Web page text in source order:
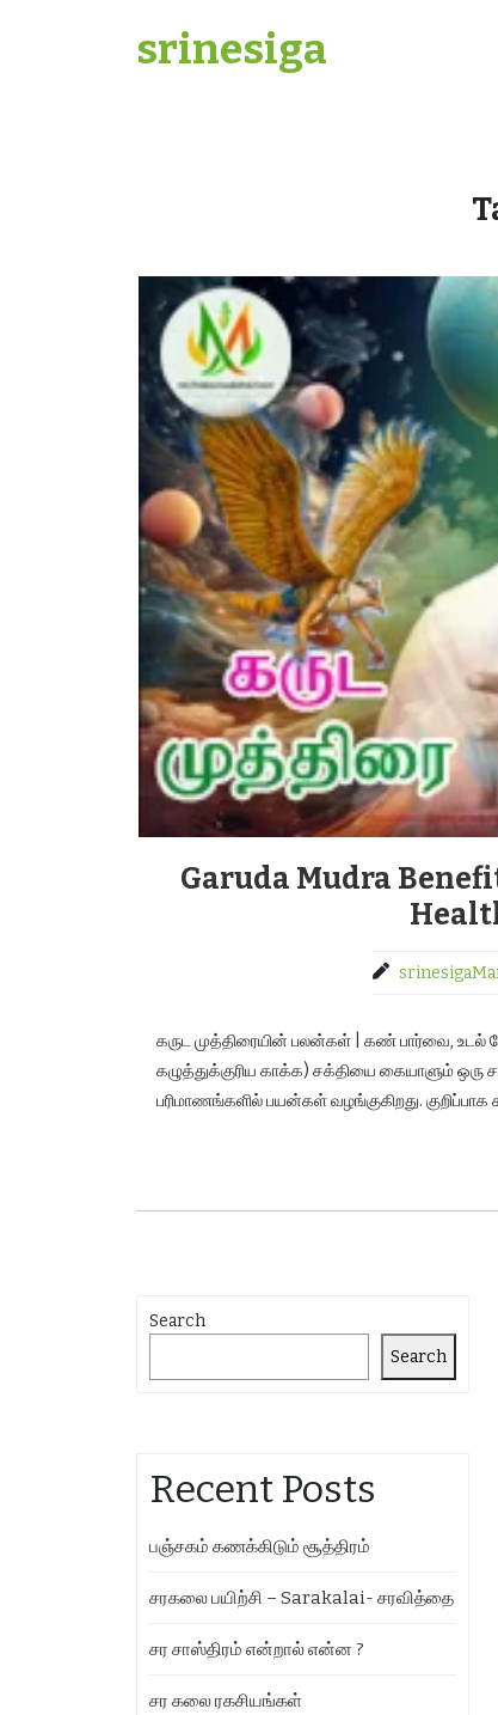
srinesiga
Garuda Mudra
கருட முத்திரையின் பலன்கள் | கண் பார்வை, உடல்
கழுத்துக்குரிய காக்க) சக்தியை கையாளும்
பரிமாணங்களில் பயன்கள் வழங்குகிறது.
Search
Search
Recent Posts
பஞ்சகம் கணக்கிடும் சூத்திரம்
சரகலை பயிற்சி – Sarakalai- சரவித்தை
சர சாஸ்திரம் என்றால் என்ன ?
சர கலை ரகசியங்கள்